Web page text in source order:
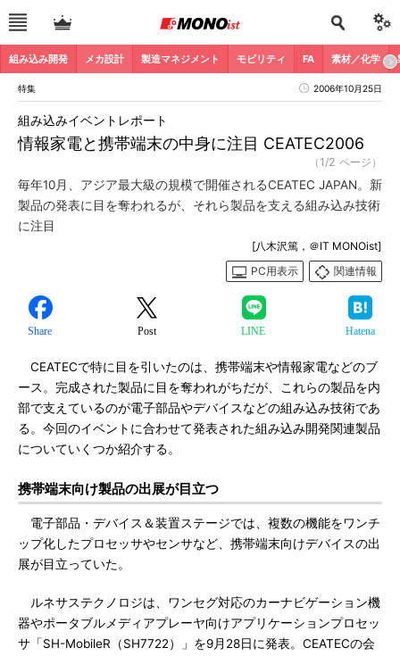
組み込み開発 メカ設計 製造マネジメント モビリティ FA 素材／化学
特集 2006年10月25日
情報家電と携帯端末の中身に注目 CEATEC2006
組み込みイベントレポート
（1/2 ページ）
毎年10月、アジア最大級の規模で開催されるCEATEC JAPAN。新
製品の発表に目を奪われるが、それら製品を支える組み込み技術
に注目
[八木沢篤，＠IT MONOist]
PC用表示
関連情報
Share Post LINE Hatena
CEATECで特に目を引いたのは、携帯端末や情報家電などのブ
ース。完成された製品に目を奪われがちだが、これらの製品を内
部で支えているのが電子部品やデバイスなどの組み込み技術であ
る。今回のイベントに合わせて発表された組み込み開発関連製品
についていくつか紹介する。
携帯端末向け製品の出展が目立つ
電子部品・デバイス＆装置ステージでは、複数の機能をワンチ
ップ化したプロセッサやセンサなど、携帯端末向けデバイスの出
展が目立っていた。
ルネサステクノロジは、ワンセグ対応のカーナビゲーション機
器やポータブルメディアプレーヤ向けアプリケーションプロセッ
サ「SH-MobileR（SH7722）」を9月28日に発表。CEATECの会